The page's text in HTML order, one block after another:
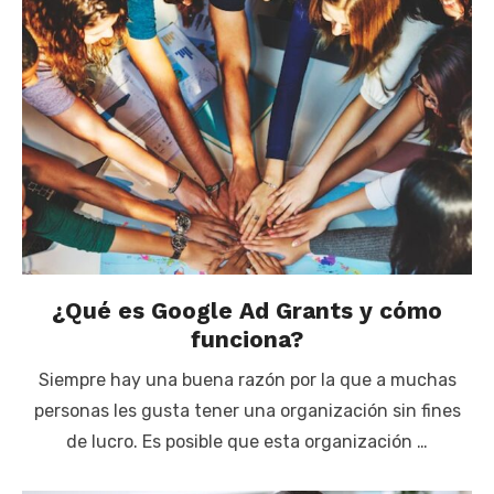
¿Qué es Google Ad Grants y cómo
funciona?
Siempre hay una buena razón por la que a muchas
personas les gusta tener una organización sin fines
de lucro. Es posible que esta organización …